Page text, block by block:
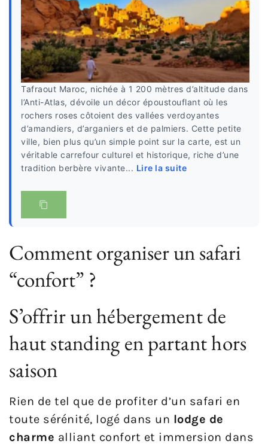
Tafraout Maroc, nichée à 1 200 mètres d’altitude dans
l’Anti-Atlas, dévoile un décor époustouflant où les
rochers roses côtoient des vallées verdoyantes
d’amandiers, d’arganiers et de palmiers. Cette petite
ville, bien plus qu’un simple point sur la carte, est un
véritable carrefour culturel et historique, riche d’une
tradition berbère vivante... Lire la suite
Comment organiser un safari
“confort” ?
S’offrir un hébergement de
haut standing en partant hors
saison
Rien de tel que de profiter d’un safari en
toute sérénité, logé dans un lodge de
charme alliant confort et immersion dans